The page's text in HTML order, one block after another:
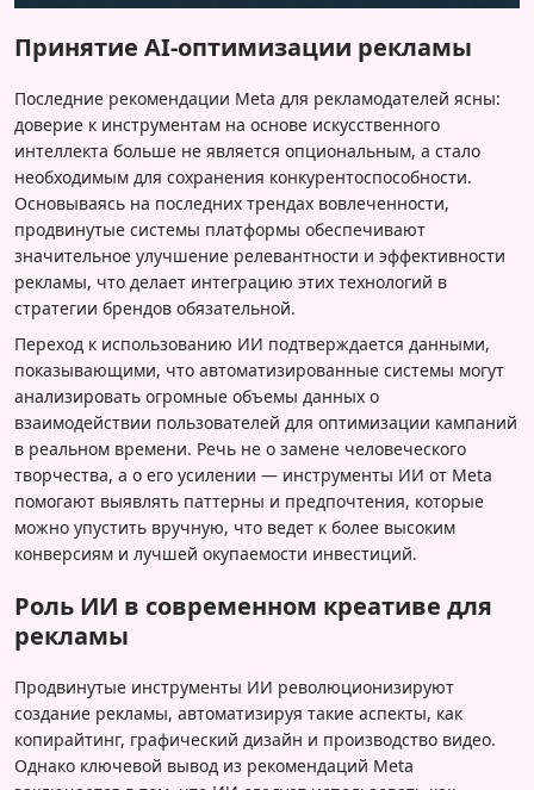
Принятие AI-оптимизации рекламы
Последние рекомендации Meta для рекламодателей ясны:
доверие к инструментам на основе искусственного
интеллекта больше не является опциональным, а стало
необходимым для сохранения конкурентоспособности.
Основываясь на последних трендах вовлеченности,
продвинутые системы платформы обеспечивают
значительное улучшение релевантности и эффективности
рекламы, что делает интеграцию этих технологий в
стратегии брендов обязательной.
Переход к использованию ИИ подтверждается данными,
показывающими, что автоматизированные системы могут
анализировать огромные объемы данных о
взаимодействии пользователей для оптимизации кампаний
в реальном времени. Речь не о замене человеческого
творчества, а о его усилении — инструменты ИИ от Meta
помогают выявлять паттерны и предпочтения, которые
можно упустить вручную, что ведет к более высоким
конверсиям и лучшей окупаемости инвестиций.
Роль ИИ в современном креативе для
рекламы
Продвинутые инструменты ИИ революционизируют
создание рекламы, автоматизируя такие аспекты, как
копирайтинг, графический дизайн и производство видео.
Однако ключевой вывод из рекомендаций Meta